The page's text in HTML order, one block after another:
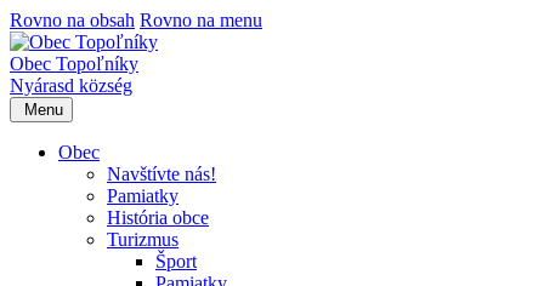
Rovno na obsah Rovno na menu
Obec Topoľníky
Nyárasd község
Menu
Obec
Navštívte nás!
Pamiatky
História obce
Turizmus
Šport